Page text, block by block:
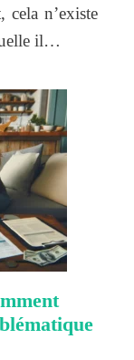
cela n’existe
il…